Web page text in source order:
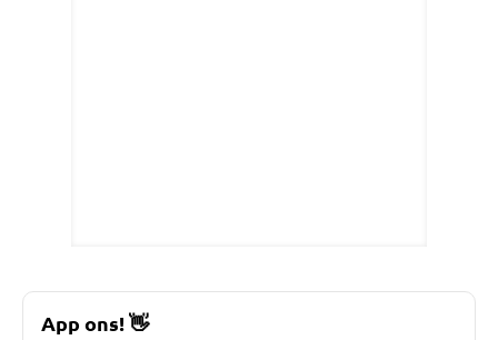
App ons!👋